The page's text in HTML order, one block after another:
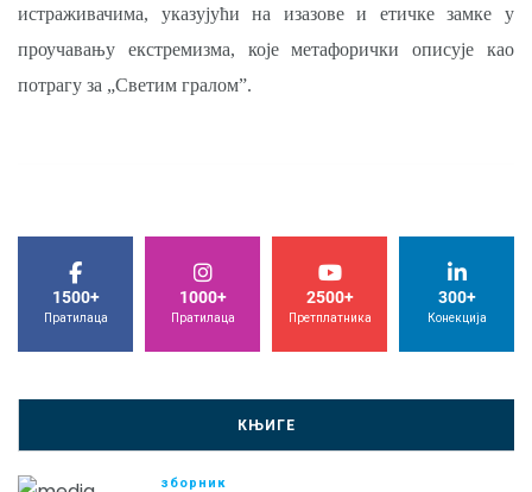
истраживачима, указујући на изазове и етичке замке у
проучавању екстремизма, које метафорички описује као
потрагу за „Светим гралом”.
1500+
Пратилаца
1000+
Пратилаца
2500+
Претплатника
300+
Конекција
КЊИГЕ
зборник